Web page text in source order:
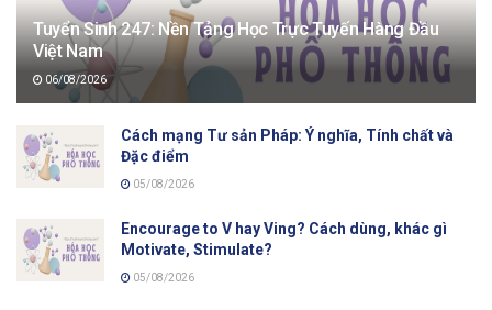
Tuyển Sinh 247: Nền Tảng Học Trực Tuyến Hàng Đầu
Việt Nam
06/08/2026
Cách mạng Tư sản Pháp: Ý nghĩa, Tính chất và
Đặc điểm
05/08/2026
Encourage to V hay Ving? Cách dùng, khác gì
Motivate, Stimulate?
05/08/2026